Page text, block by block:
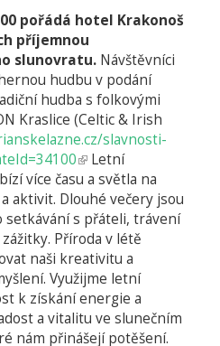
pořádá hotel Krakonoš
příjemnou
slunovratu. Návštěvníci
hudbu v podání
hudba s folkovými
Kraslice (Celtic & Irish
slavnosti-
(odkaz
je
externí)
Letní
více času a světla na
aktivit. Dlouhé večery jsou
s přáteli, trávení
Příroda v létě
naši kreativitu a
Využijme letní
k získání energie a
a vitalitu ve slunečním
nám přinášejí potěšení.